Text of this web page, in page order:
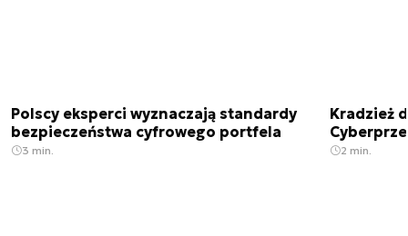
Polscy eksperci wyznaczają standardy
bezpieczeństwa cyfrowego portfela
3 min.
Kradzież
2 min.